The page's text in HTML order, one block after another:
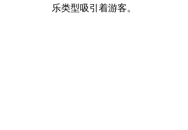
乐类型吸引着游客。